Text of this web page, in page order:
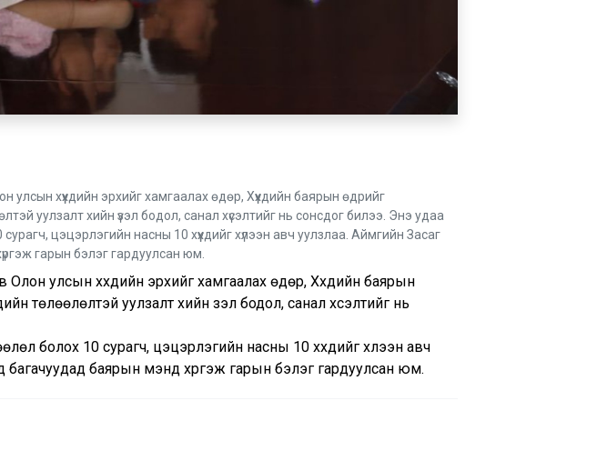
хүүхдийн эрхийг хамгаалах өдөр, Хүүхдийн баярын өдрийг
уулзалт хийн үзэл бодол, санал хүсэлтийг нь сонсдог билээ. Энэ удаа
цэцэрлэгийн насны 10 хүүхдийг хүлээн авч уулзлаа. Аймгийн Засаг
гарын бэлэг гардуулсан юм.
улсын хүүхдийн эрхийг хамгаалах өдөр, Хүүхдийн баярын
төлөөлөлтэй уулзалт хийн үзэл бодол, санал хүсэлтийг нь
болох 10 сурагч, цэцэрлэгийн насны 10 хүүхдийг хүлээн авч
багачуудад баярын мэнд хүргэж гарын бэлэг гардуулсан юм.